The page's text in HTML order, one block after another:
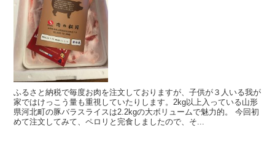
ふるさと納税で毎度お肉を注文しておりますが、子供が３人いる我が
家ではけっこう量も重視していたりします。2kg以上入っている山形
県河北町の豚バラスライスは2.2kgの大ボリュームで魅力的。 今回初
めて注文してみて、ペロリと完食しましたので、そ...